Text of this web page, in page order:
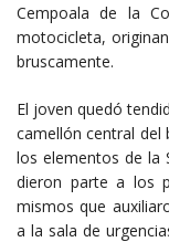
Cempoala de la
motocicleta,
bruscamente.
El joven quedó
camellón central del
los elementos de la
dieron parte a los
mismos que
a la sala de